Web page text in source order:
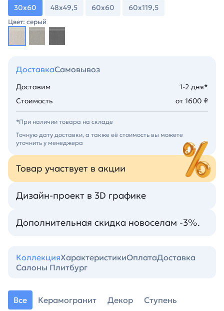
30х60 48х49,5 60х60 60х119,5
Цвет: серый
ДоставкаСамовывоз
Доставим
1-2 дня*
Стоимость
от 1600 ₽
*При наличии товара на складе
Точную дату доставки, а также её стоимость вы можете
уточнить у менеджера
Товар участвует в акции
Дизайн-проект в 3D графике
Дополнительная скидка новоселам -3%.
КоллекцияХарактеристикиОплатаДоставка
Салоны Плитбург
Все Керамогранит Декор Ступень